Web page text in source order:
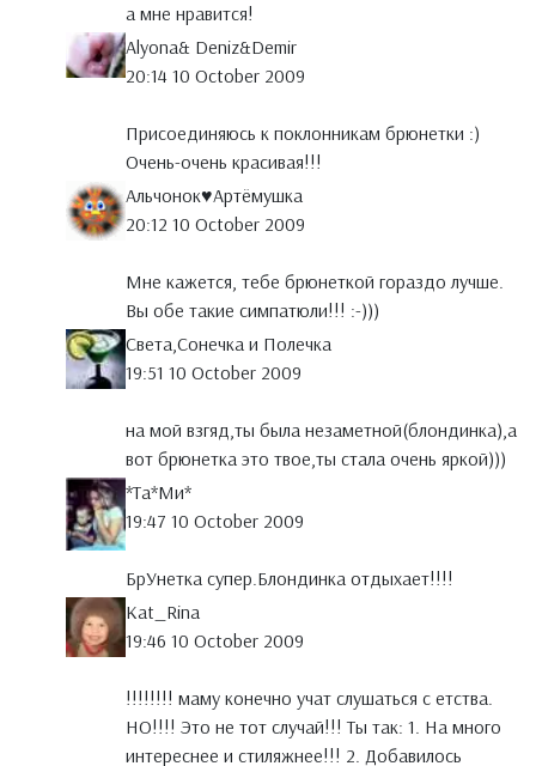
а мне нравится!
Alyona& Deniz&Demir
20:14 10 October 2009
Присоединяюсь к поклонникам брюнетки :)
Очень-очень красивая!!!
Альчонок♥Артёмушка
20:12 10 October 2009
Мне кажется, тебе брюнеткой гораздо лучше.
Вы обе такие симпатюли!!! :-)))
Света,Сонечка и Полечка
19:51 10 October 2009
на мой взгяд,ты была незаметной(блондинка),а
вот брюнетка это твое,ты стала очень яркой)))
*Тa*Ми*
19:47 10 October 2009
БрУнетка супер.Блондинка отдыхает!!!!
Kat_Rina
19:46 10 October 2009
!!!!!!!! маму конечно учат слушаться с етства.
НО!!!! Это не тот случай!!! Ты так: 1. На много
интереснее и стиляжнее!!! 2. Добавилось